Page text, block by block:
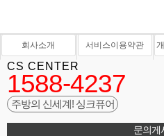
회사소개 서비스이용약관
CS CENTER
1588-4237
주방의 신세계! 싱크퓨어
문의게